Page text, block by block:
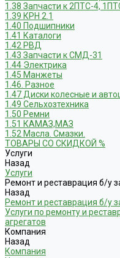
1.38 Запчасти к 2ПТС-4,
1.39 КРН 2.1
1.40 Подшипники
1.41 Каталоги
1.42 РВД
1.43 Запчасти к СМД-31
1.44 Электрика
1.45 Манжеты
1.46. Разное
1.47 Диски колесные и
1.49 Сельхозтехника
1.50 Ремни
1.51 КАМАЗ,МАЗ
1.52 Масла. Смазки.
ТОВАРЫ СО СКИДКОЙ %
Услуги
Назад
Услуги
Ремонт и реставрация б/у
Назад
Ремонт и реставрация б/у
Услуги по ремонту и
агрегатов
Компания
Назад
Компания